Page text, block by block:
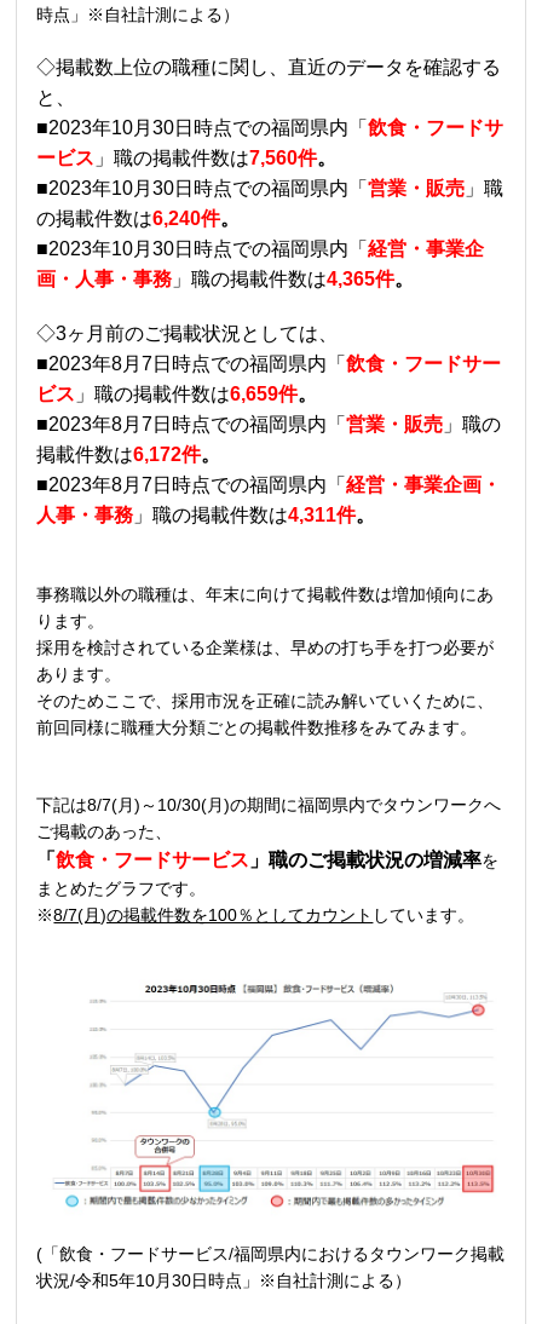
時点」※自社計測による）
◇掲載数上位の職種に関し、直近のデータを確認する
と、
■2023年10月30日時点での福岡県内「飲食・フードサ
ービス 」職の掲載件数は7,560件。
■2023年10月30日時点での福岡県内「営業・ 販売 」職
の掲載件数は6,240件。
■2023年10月30日時点での福岡県内「経営・事業企
画・人事・事務 」職の掲載件数は4,365件。
◇3ヶ月前のご掲載状況としては、
■2023年8月7日時点での福岡県内「飲食・フードサー
ビス 」職の掲載件数は6,659件。
■2023年8月7日時点での福岡県内「営業・ 販売 」職の
掲載件数は6,172件。
■2023年8月7日時点での福岡県内「経営・事業企画・
人事・事務 」職の掲載件数は4,311件。
事務職以外の職種は、年末に向けて掲載件数は増加傾向にあ
ります。
採用を検討されている企業様は、早めの打ち手を打つ必要が
あります。
そのためここで、採用市況を正確に読み解いていくために、
前回同様に職種大分類ごとの掲載件数推移をみてみます。
下記は8/7(月)～10/30(月)の期間に福岡県内でタウンワークへ
ご掲載のあった、
「飲食・フードサービス 」職のご掲載状況の増減率を
まとめたグラフです。
※8/7(月)の掲載件数を100％としてカウント しています。
(「飲食・フードサービス/福岡県内におけるタウンワーク掲載
状況/令和5年10月30日時点」※自社計測による）